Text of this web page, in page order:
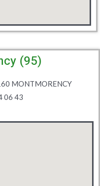
(95)
MONTMORENCY
06 43